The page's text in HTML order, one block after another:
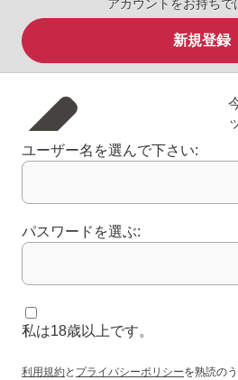
アカウントをお持ちで
新規登録
ユーザー名を選んで下さい:
パスワードを選ぶ:
私は18歳以上です。
利用規約と プライバシーポリシーを熟読の